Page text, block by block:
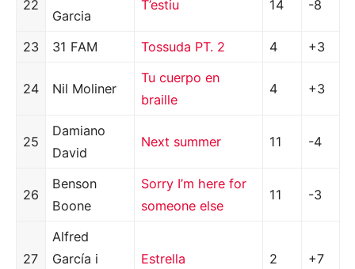
22
Garcia
T’estiu 14 -8
23 31 FAM Tossuda PT. 2 4 +3
24 Nil Moliner
Tu cuerpo en
braille
4 +3
25
Damiano
David
Next summer 11 -4
26
Benson
Boone
Sorry I’m here for
someone else
11 -3
27
Alfred
García i
Estrella 2 +7